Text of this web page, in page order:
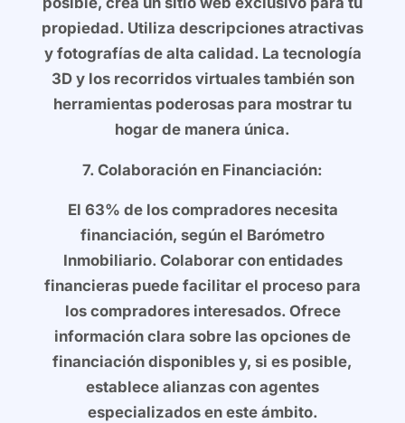
propiedad. Utiliza descripciones atractivas
y fotografías de alta calidad. La tecnología
3D y los recorridos virtuales también son
herramientas poderosas para mostrar tu
hogar de manera única.
7. Colaboración en Financiación:
El 63% de los compradores necesita
financiación, según el Barómetro
Inmobiliario. Colaborar con entidades
financieras puede facilitar el proceso para
los compradores interesados. Ofrece
información clara sobre las opciones de
financiación disponibles y, si es posible,
establece alianzas con agentes
especializados en este ámbito.